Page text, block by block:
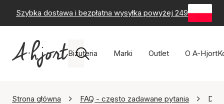
Szybka dostawa i bezpłatna wysyłka powyżej 249 zł -
Biżuteria Marki Outlet O A-Hjort
Strona główna FAQ - często zadawane pytania